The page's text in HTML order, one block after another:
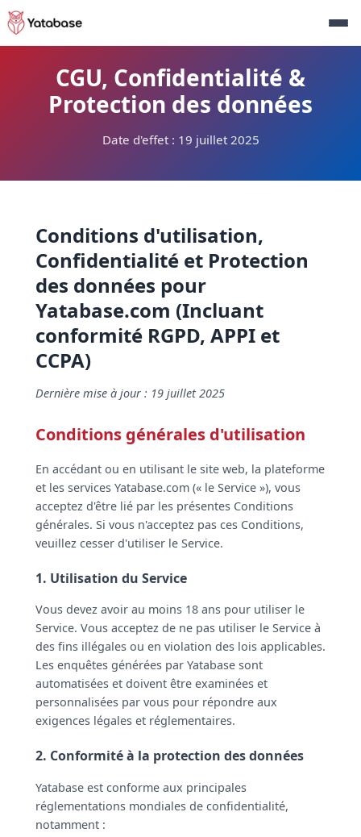
CGU, Confidentialité &
Protection des données
Date d'effet : 19 juillet 2025
Conditions d'utilisation,
Confidentialité et Protection
des données pour
Yatabase.com (Incluant
conformité RGPD, APPI et
CCPA)
Dernière mise à jour : 19 juillet 2025
Conditions générales d'utilisation
En accédant ou en utilisant le site web, la plateforme
et les services Yatabase.com (« le Service »), vous
acceptez d'être lié par les présentes Conditions
générales. Si vous n'acceptez pas ces Conditions,
veuillez cesser d'utiliser le Service.
1. Utilisation du Service
Vous devez avoir au moins 18 ans pour utiliser le
Service. Vous acceptez de ne pas utiliser le Service à
des fins illégales ou en violation des lois applicables.
Les enquêtes générées par Yatabase sont
automatisées et doivent être examinées et
personnalisées par vous pour répondre aux
exigences légales et réglementaires.
2. Conformité à la protection des données
Yatabase est conforme aux principales
réglementations mondiales de confidentialité,
notamment :